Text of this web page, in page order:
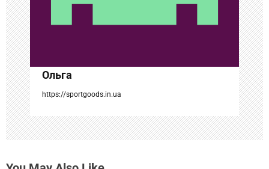
п
и
с
я
м
Ольга
https://sportgoods.in.ua